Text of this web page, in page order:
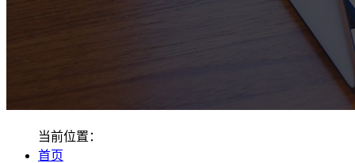
当前位置：
首页